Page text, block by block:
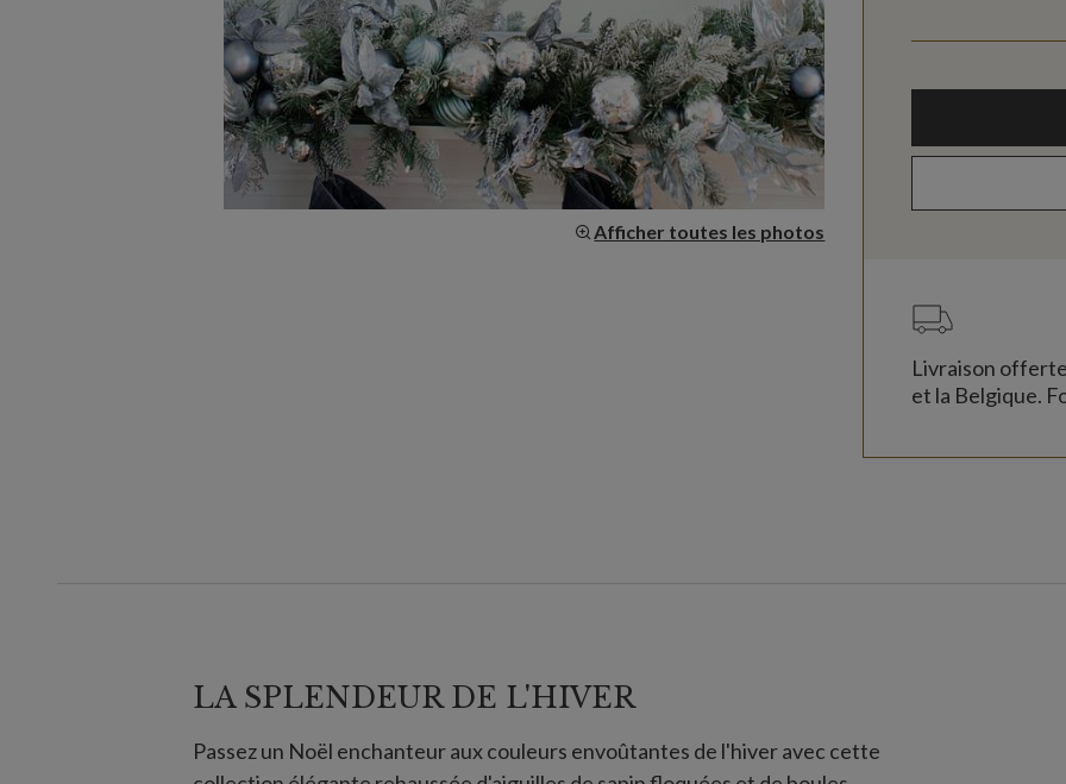
Afficher toutes les photos
Livraison
et la Belgique.
LA SPLENDEUR DE L'HIVER
Passez un Noël enchanteur aux couleurs envoûtantes de l'hiver avec cette